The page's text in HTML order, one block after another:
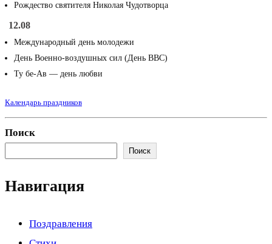
Рождество святителя Николая Чудотворца
12.08
Международный день молодежи
День Военно-воздушных сил (День ВВС)
Ту бе-Ав — день любви
Календарь праздников
Поиск
Поиск
Навигация
Поздравления